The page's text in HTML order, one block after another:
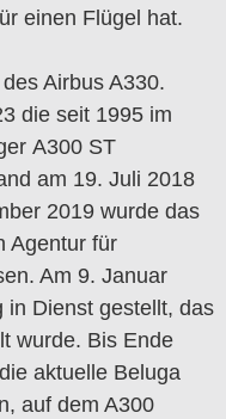
einen Flügel hat.
Airbus A330.
die seit 1995 im
A300 ST
am 19. Juli 2018
2019 wurde das
Agentur für
Am 9. Januar
in Dienst gestellt, das
wurde. Bis Ende
aktuelle Beluga
auf dem A300